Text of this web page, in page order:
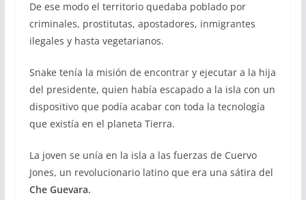
De ese modo el territorio quedaba poblado por
criminales, prostitutas, apostadores, inmigrantes
ilegales y hasta vegetarianos.
Snake tenía la misión de encontrar y ejecutar a la hija
del presidente, quien había escapado a la isla con un
dispositivo que podía acabar con toda la tecnología
que existía en el planeta Tierra.
La joven se unía en la isla a las fuerzas de Cuervo
Jones, un revolucionario latino que era una sátira del
Che Guevara.